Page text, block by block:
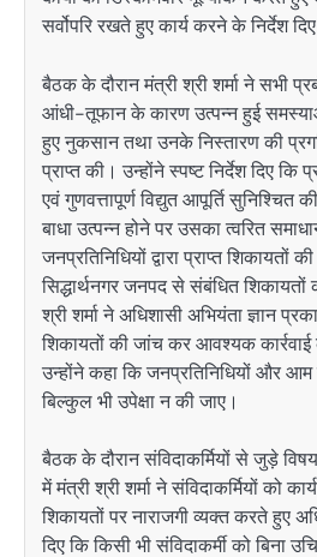
सर्वोपरि रखते हुए कार्य करने के निर्देश
बैठक के दौरान मंत्री श्री शर्मा ने सभी
आंधी-तूफान के कारण उत्पन्न हुई
हुए नुकसान तथा उनके निस्तारण की
प्राप्त की। उन्होंने स्पष्ट निर्देश दिए कि
एवं गुणवत्तापूर्ण विद्युत आपूर्ति सुनिश्चित
बाधा उत्पन्न होने पर उसका त्वरित
जनप्रतिनिधियों द्वारा प्राप्त शिकायतों
सिद्धार्थनगर जनपद से संबंधित शिकायतों
श्री शर्मा ने अधिशासी अभियंता ज्ञान
शिकायतों की जांच कर आवश्यक कार्रवाई
उन्होंने कहा कि जनप्रतिनिधियों और आम
बिल्कुल भी उपेक्षा न की जाए।
बैठक के दौरान संविदाकर्मियों से जुड़े
में मंत्री श्री शर्मा ने संविदाकर्मियों को
शिकायतों पर नाराजगी व्यक्त करते हुए
दिए कि किसी भी संविदाकर्मी को बिना